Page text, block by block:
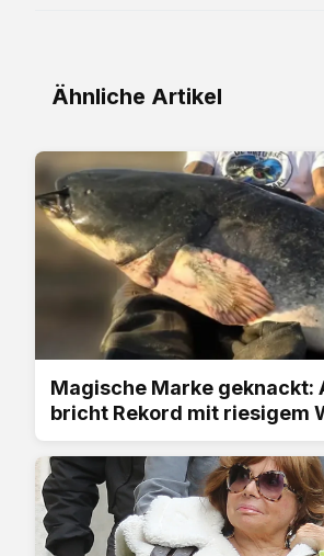
Ähnliche Artikel
Magische Marke geknackt:
bricht Rekord mit riesigem